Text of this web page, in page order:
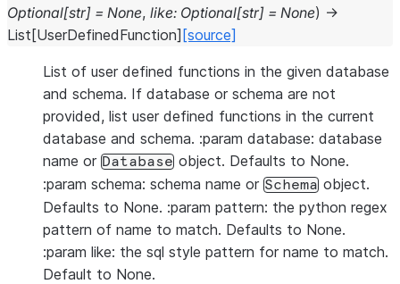
Optional[str] = None, like: Optional[str] = None) →
List [UserDefinedFunction] [source]
List of user defined functions in the given database
and schema. If database or schema are not
provided, list user defined functions in the current
database and schema. :param database: database
name or Database object. Defaults to None.
:param schema: schema name or Schema object.
Defaults to None. :param pattern: the python regex
pattern of name to match. Defaults to None.
:param like: the sql style pattern for name to match.
Default to None.